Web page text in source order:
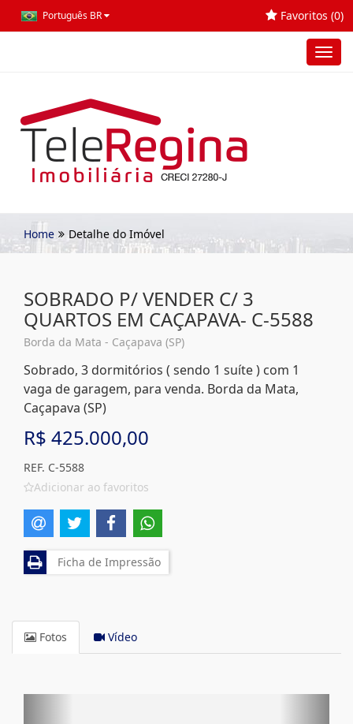
Português BR Favoritos (0)
Home Detalhe do Imóvel
SOBRADO P/ VENDER C/ 3
QUARTOS EM CAÇAPAVA- C-5588
Borda da Mata - Caçapava (SP)
Sobrado, 3 dormitórios ( sendo 1 suíte ) com 1
vaga de garagem, para venda. Borda da Mata,
Caçapava (SP)
R$ 425.000,00
REF. C-5588
Adicionar ao favoritos
Ficha de Impressão
Fotos Vídeo